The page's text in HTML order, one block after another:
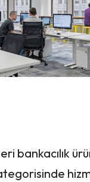
bankacılık